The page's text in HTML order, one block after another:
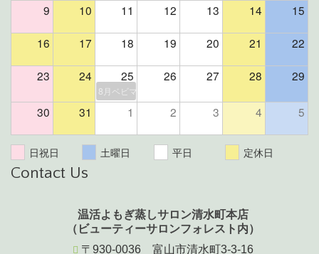
9 10 11 12 13 14 15
16 17 18 19 20 21 22
23 24 25 26 27 28 29
8月ベビマ＆よもぎ蒸しイベント（残席２組様）
30 31 1 2 3 4 5
日祝日 土曜日 平日 定休日
Contact Us
温活よもぎ蒸しサロン清水町本店
（ビューティーサロンフォレスト内）
〒930-0036 富山市清水町3-3-16